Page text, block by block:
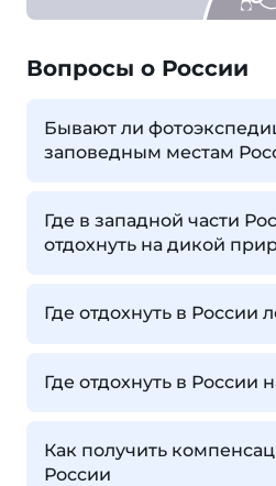
Вопросы о России
Бывают ли
заповедным местам
Где в западной части
отдохнуть на дикой
Где отдохнуть в России
Где отдохнуть в России
Как получить
России